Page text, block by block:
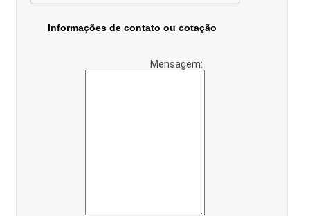
Informações de contato ou cotação
Mensagem: